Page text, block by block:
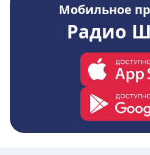
Мобильное
Радио